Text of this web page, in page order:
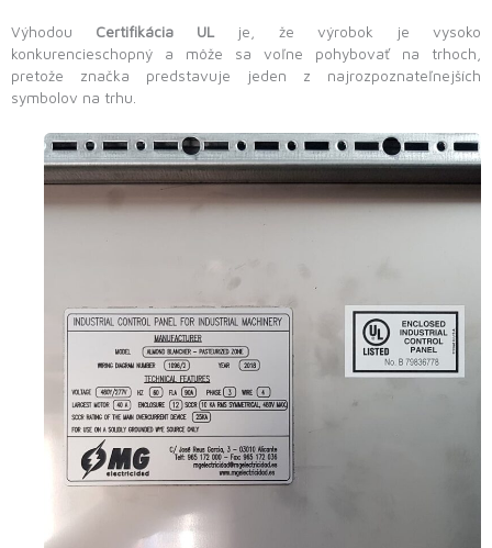
Výhodou Certifikácia UL je, že výrobok je vysoko
konkurencieschopný a môže sa voľne pohybovať na trhoch,
pretože značka predstavuje jeden z najrozpoznateľnejších
symbolov na trhu.